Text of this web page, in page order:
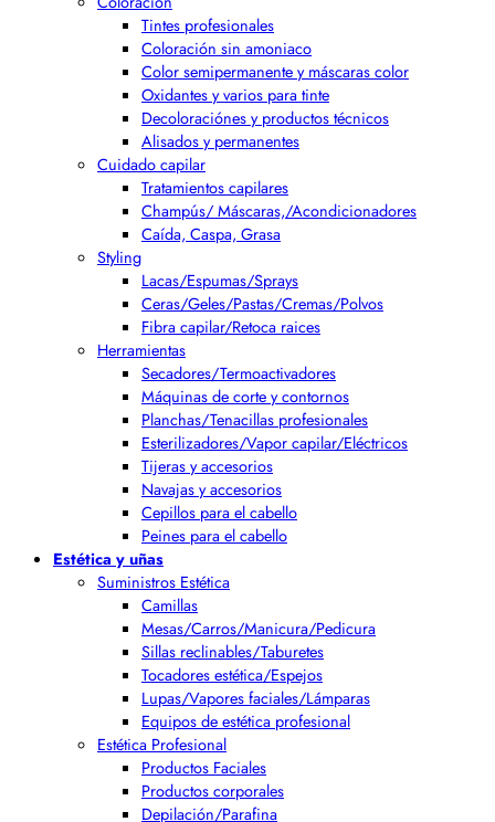
Tintes profesionales
Coloración sin amoniaco
Color semipermanente y máscaras color
Oxidantes y varios para tinte
Decoloraciónes y productos técnicos
Alisados y permanentes
Cuidado capilar
Tratamientos capilares
Champús/ Máscaras,/Acondicionadores
Caída, Caspa, Grasa
Styling
Lacas/Espumas/Sprays
Ceras/Geles/Pastas/Cremas/Polvos
Fibra capilar/Retoca raices
Herramientas
Secadores/Termoactivadores
Máquinas de corte y contornos
Planchas/Tenacillas profesionales
Esterilizadores/Vapor capilar/Eléctricos
Tijeras y accesorios
Navajas y accesorios
Cepillos para el cabello
Peines para el cabello
Estética y uñas
Suministros Estética
Camillas
Mesas/Carros/Manicura/Pedicura
Sillas reclinables/Taburetes
Tocadores estética/Espejos
Lupas/Vapores faciales/Lámparas
Equipos de estética profesional
Estética Profesional
Productos Faciales
Productos corporales
Depilación/Parafina